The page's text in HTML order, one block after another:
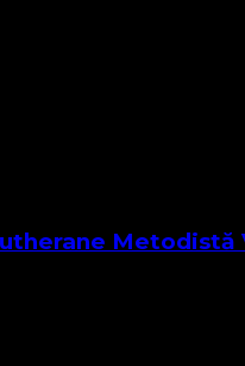
Metodistă